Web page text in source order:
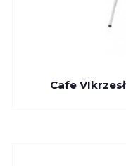
Cafe